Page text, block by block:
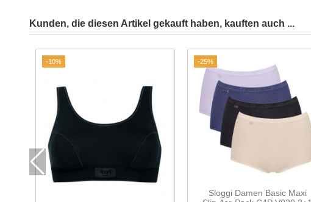
Kunden, die diesen Artikel gekauft haben, kauften auch ...
-10% -25%
Sloggi Damen Basic Maxi